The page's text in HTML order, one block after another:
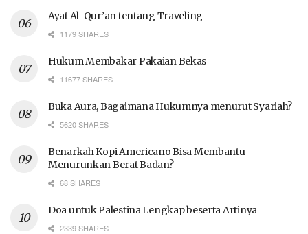
Ayat Al-Qur’an tentang Traveling
1179 SHARES
Hukum Membakar Pakaian Bekas
11677 SHARES
Buka Aura, Bagaimana Hukumnya menurut Syariah?
5620 SHARES
Benarkah Kopi Americano Bisa Membantu
Menurunkan Berat Badan?
68 SHARES
Doa untuk Palestina Lengkap beserta Artinya
2339 SHARES